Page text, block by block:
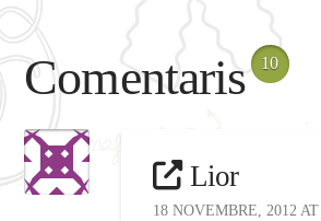
Comentaris 10
Lior
18 NOVEMBRE, 2012